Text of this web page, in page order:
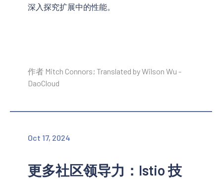
深入探究扩展中的性能。
作者 Mitch Connors; Translated by Wilson Wu -
DaoCloud
Oct 17, 2024
更多社区领导力：Istio 技